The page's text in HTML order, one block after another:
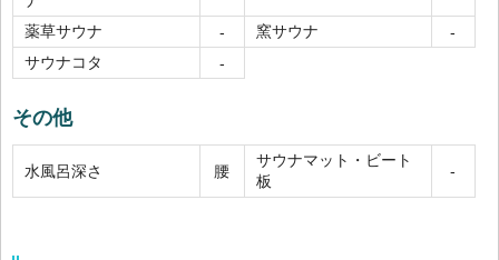
薬草サウナ - 窯サウナ
-
サウナコタ
-
その他
水風呂深さ 腰
サウナマット・ビート
板
-